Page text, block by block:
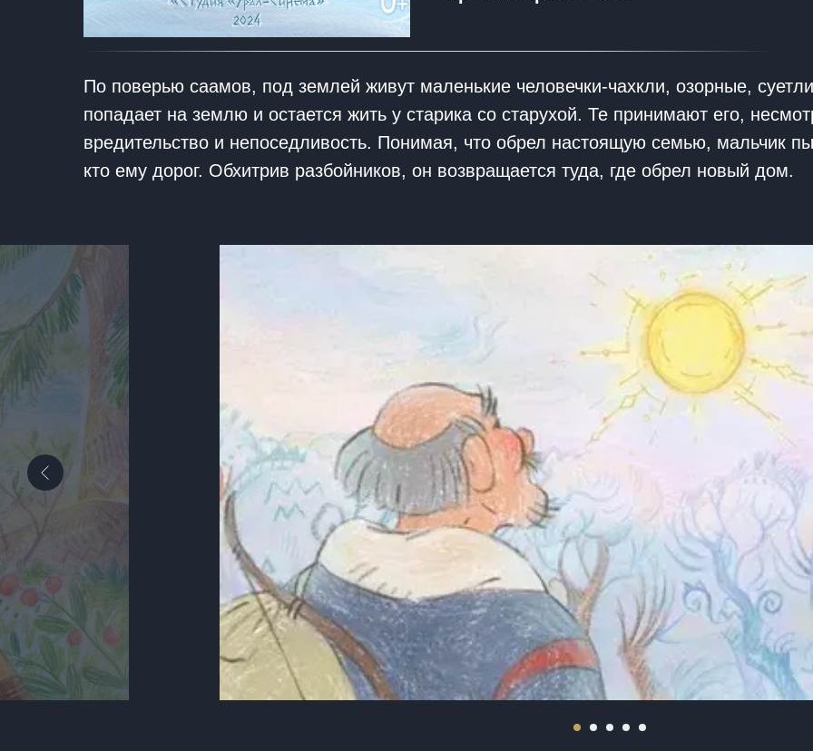
По поверью саамов, под землей живут маленькие человечки-чахкли, озорные,
попадает на землю и остается жить у старика со старухой. Те принимают его,
вредительство и непоседливость. Понимая, что обрел настоящую семью, мальчик
кто ему дорог. Обхитрив разбойников, он возвращается туда, где обрел новый дом.